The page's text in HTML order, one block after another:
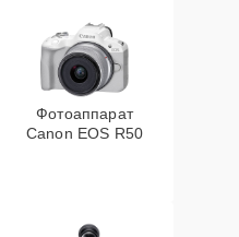
Фотоаппарат
Canon EOS R50